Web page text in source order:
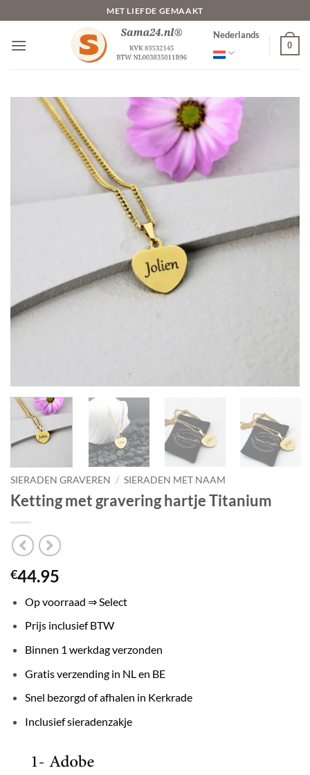
naar
inhoud
MET LIEFDE GEMAAKT
Nederlands
0
SIERADEN GRAVEREN / SIERADEN MET NAAM
Ketting met gravering hartje Titanium
€44.95
Op voorraad ⇒ Select
Prijs inclusief BTW
Binnen 1 werkdag verzonden
Gratis verzending in NL en BE
Snel bezorgd of afhalen in Kerkrade
Inclusief sieradenzakje